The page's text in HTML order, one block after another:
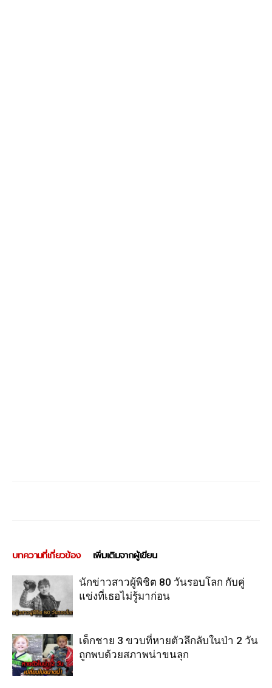
บทความที่เกี่ยวข้อง เพิ่มเติมจากผู้เขียน
นักข่าวสาวผู้พิชิต 80 วันรอบโลก กับคู่
แข่งที่เธอไม่รู้มาก่อน
เด็กชาย 3 ขวบที่หายตัวลึกลับในป่า 2 วัน
ถูกพบด้วยสภาพน่าขนลุก